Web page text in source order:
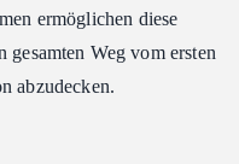
ermöglichen diese
Weg vom ersten
abzudecken.